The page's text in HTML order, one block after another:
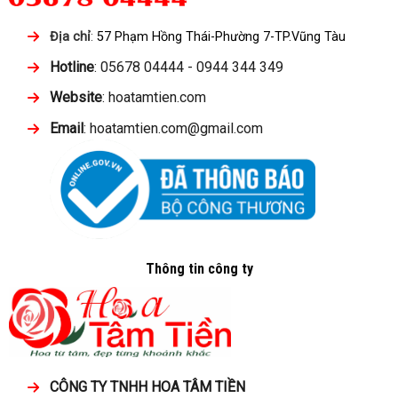
Địa chỉ: 57 Phạm Hồng Thái-Phường 7-TP.Vũng Tàu
Hotline: 05678 04444 - 0944 344 349
Website: hoatamtien.com
Email: hoatamtien.com@gmail.com
Thông tin công ty
CÔNG TY TNHH HOA TÂM TIỀN